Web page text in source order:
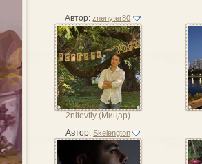
Автор:znenyter80
2nitevfly (Мицар)
Автор: Skelengton